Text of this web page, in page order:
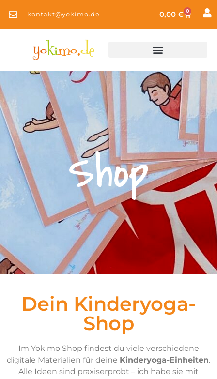
kontakt@yokimo.de 0,00 € 0
Shop
Dein Kinderyoga-
Shop
Im Yokimo Shop findest du viele verschiedene
digitale Materialien für deine Kinderyoga-Einheiten.
Alle Ideen sind praxiserprobt – ich habe sie mit